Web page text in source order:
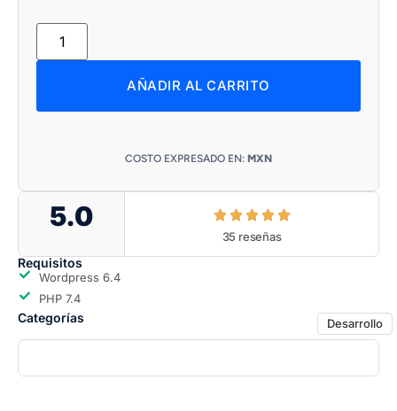
AÑADIR AL CARRITO
COSTO EXPRESADO EN: MXN
5.0
35 reseñas
Requisitos
Wordpress 6.4
PHP 7.4
Categorías Desarrollo